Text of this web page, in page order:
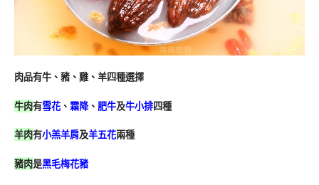
肉品有牛、豬、雞、羊四種選擇
牛肉有雪花 、 霜降、 肥牛及牛小排四種
羊肉有小羔羊肩及羊五花兩種
豬肉是黑毛梅花豬